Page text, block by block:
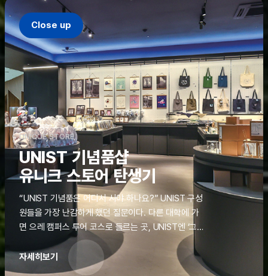
Close up
UNIQUE STORE
UNIST 기념품샵
유니크 스토어 탄생기
“UNIST 기념품은 어디서 사야 하나요?” UNIST 구성
원들을 가장 난감하게 했던 질문이다. 다른 대학에 가
면 으레 캠퍼스 투어 코스로 들르는 곳, UNIST엔 ‘그
것’이 없었다. 학교 탐방을 왔던 고등학생도, 자녀를 방
문하러 온 학부모도 빈손으로 돌려보내야 했던 아쉬움
을 달래줄 공간이 ‘유니크 스토어(UNIQUE
자세히보기